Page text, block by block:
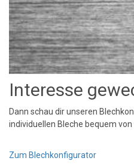
Interesse
Dann schau dir unseren
individuellen Bleche bequem von
Zum Blechkonfigurator